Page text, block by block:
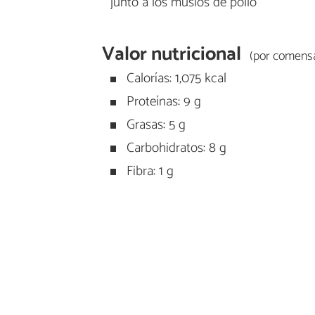
Valor nutricional (por
Calorías: 1,075 kcal
Proteínas: 9 g
Grasas: 5 g
Carbohidratos: 8 g
Fibra: 1 g